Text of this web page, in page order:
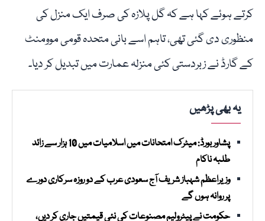
کرتے ہوئے کہا ہے کہ گل پلازہ کی صرف ایک منزل کی
منظوری دی گئی تھی، تاہم اسے بانی متحدہ قومی موومنٹ
کے گارڈ نے زبردستی کئی منزلہ عمارت میں تبدیل کر دیا۔
یہ بھی پڑھیں
پشاور بورڈ: میٹرک امتحانات میں اسلامیات میں 10 ہزار سے زائد
طلبہ ناکام
وزیراعظم شہباز شریف آج سعودی عرب کے دو روزہ سرکاری دورے
پر روانہ ہوں گے
حکومت نے پیٹرولیم مصنوعات کی نئی قیمتیں جاری کر دیں،